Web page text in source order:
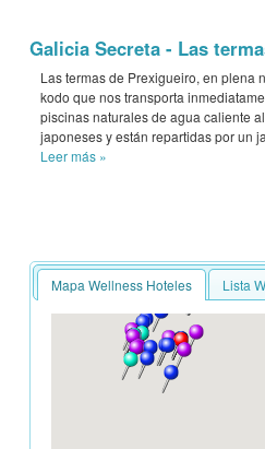
Galicia Secreta - Las
Las termas de Prexigueiro, en plena
kodo que nos transporta
piscinas naturales de agua caliente
japoneses y están repartidas por un
Leer más »
Mapa Wellness Hoteles Lista